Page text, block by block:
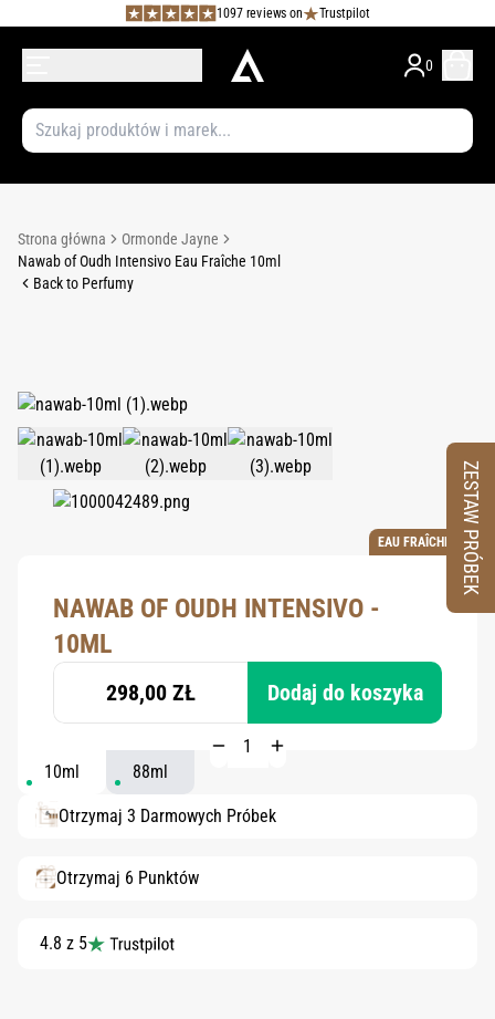
1097 reviews on Trustpilot
0
Strona główna
Ormonde Jayne
Nawab of Oudh Intensivo Eau Fraîche 10ml
Back to Perfumy
EAU FRAÎCHE
NAWAB OF OUDH INTENSIVO -
10ML
298,00 ZŁ Dodaj do koszyka
10ml 88ml
Otrzymaj 3 Darmowych Próbek
Otrzymaj 6 Punktów
4.8 z 5
ZESTAW PRÓBEK